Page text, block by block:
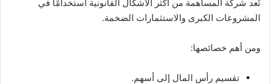
تُعد شركة المساهمة من أكثر الأشكال القانونية استخدامًا في
المشروعات الكبرى والاستثمارات الضخمة.
ومن أهم خصائصها:
تقسيم رأس المال إلى أسهم.